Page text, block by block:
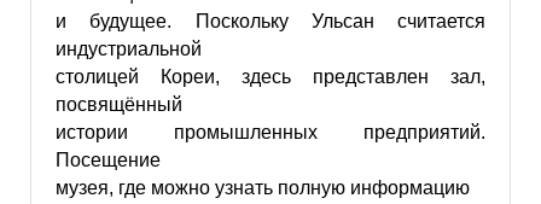
и будущее. Поскольку Ульсан считается
индустриальной
столицей Кореи, здесь представлен зал,
посвящённый
истории промышленных предприятий.
Посещение
музея, где можно узнать полную информацию